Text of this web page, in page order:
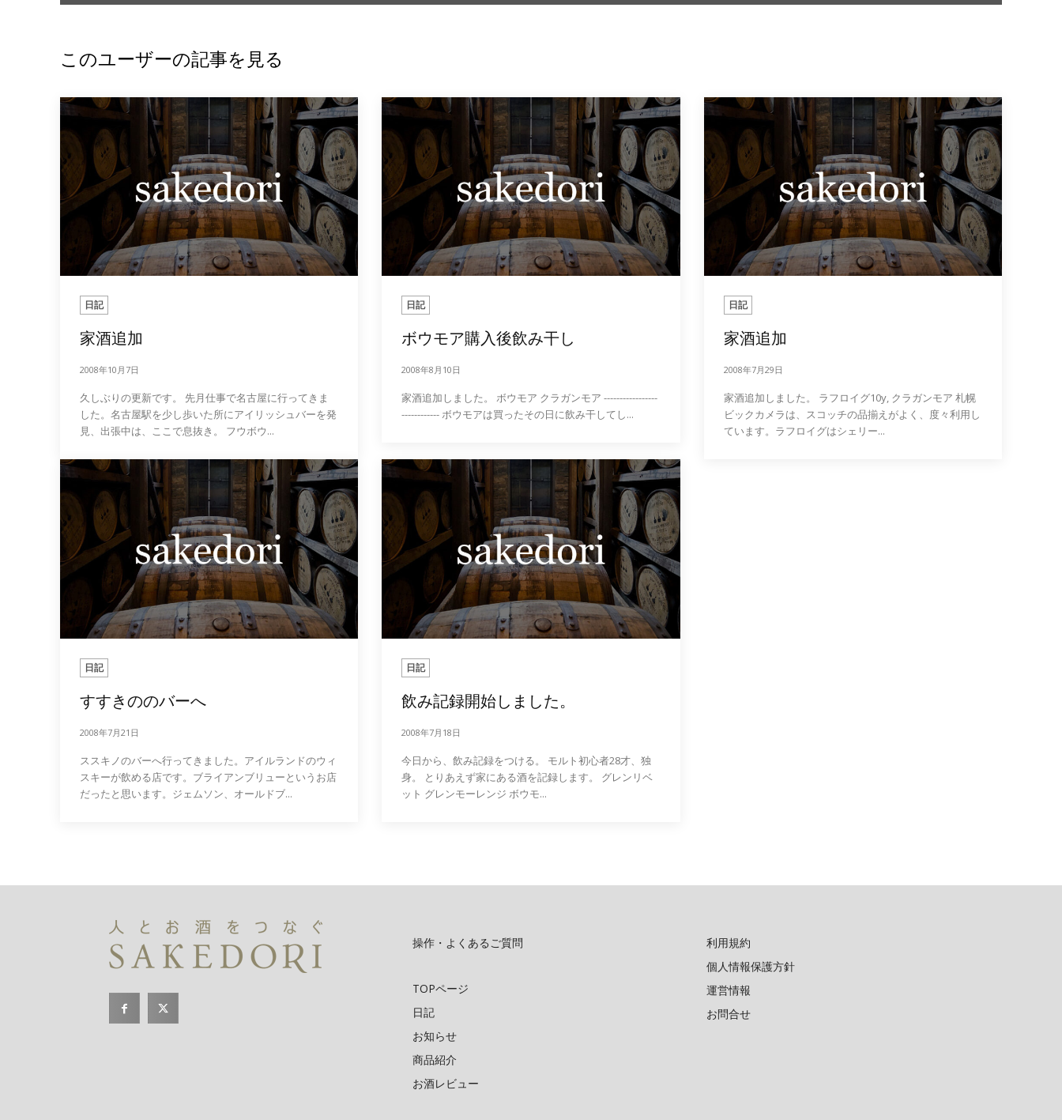
このユーザーの記事を見る
日記
家酒追加
2008年10月7日
久しぶりの更新です。 先月仕事で名古屋に行ってきま
した。名古屋駅を少し歩いた所にアイリッシュバーを発
見、出張中は、ここで息抜き。 フウボウ...
日記
ボウモア購入後飲み干し
2008年8月10日
家酒追加しました。 ボウモア クラガンモア -----------------
------------ ボウモアは買ったその日に飲み干してし...
日記
家酒追加
2008年7月29日
家酒追加しました。 ラフロイグ10y, クラガンモア 札幌
ビックカメラは、スコッチの品揃えがよく、度々利用し
ています。ラフロイグはシェリー...
日記
すすきののバーへ
2008年7月21日
ススキノのバーへ行ってきました。アイルランドのウィ
スキーが飲める店です。ブライアンブリューというお店
だったと思います。ジェムソン、オールドブ...
日記
飲み記録開始しました。
2008年7月18日
今日から、飲み記録をつける。 モルト初心者28才、独
身。 とりあえず家にある酒を記録します。 グレンリベ
ット グレンモーレンジ ボウモ...
操作・よくあるご質問
TOPページ
日記
お知らせ
商品紹介
お酒レビュー
利用規約
個人情報保護方針
運営情報
お問合せ